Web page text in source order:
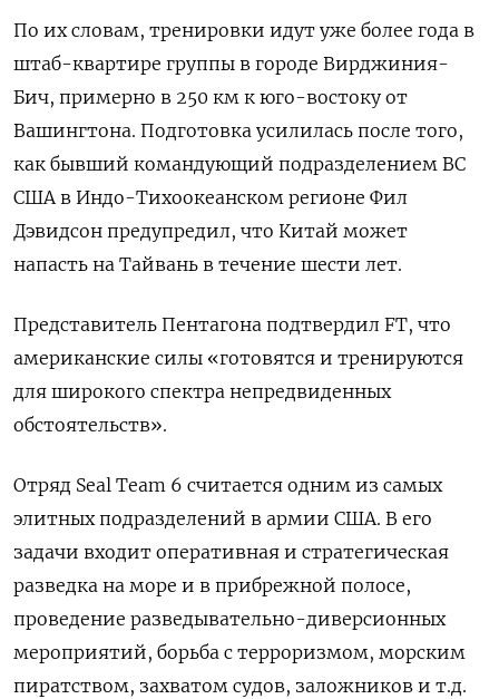
По их словам, тренировки идут уже более года в
штаб-квартире группы в городе Вирджиния-
Бич, примерно в 250 км к юго-востоку от
Вашингтона. Подготовка усилилась после того,
как бывший командующий подразделением ВС
США в Индо-Тихоокеанском регионе Фил
Дэвидсон предупредил, что Китай может
напасть на Тайвань в течение шести лет.
Представитель Пентагона подтвердил FT, что
американские силы «готовятся и тренируются
для широкого спектра непредвиденных
обстоятельств».
Отряд Seal Team 6 считается одним из самых
элитных подразделений в армии США. В его
задачи входит оперативная и стратегическая
разведка на море и в прибрежной полосе,
проведение разведывательно-диверсионных
мероприятий, борьба с терроризмом, морским
пиратством, захватом судов, заложников и т.д.